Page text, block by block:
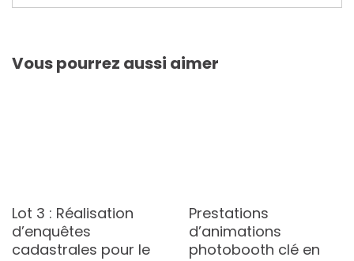
Vous pourrez aussi aimer
Lot 3 : Réalisation
d’enquêtes
cadastrales pour le
Prestations
d’animations
photobooth clé en